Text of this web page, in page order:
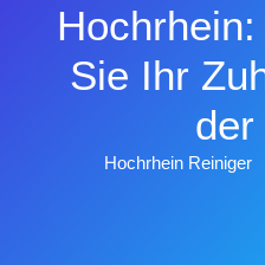
Sie Ihr
der
Hochrhein Reiniger